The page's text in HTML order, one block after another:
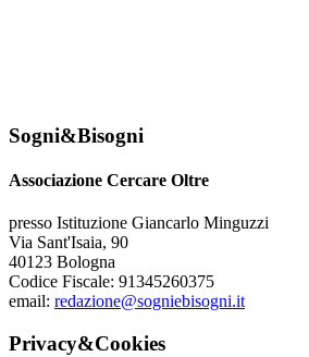
Sogni&Bisogni
Associazione Cercare Oltre
presso Istituzione Giancarlo Minguzzi
Via Sant'Isaia, 90
40123 Bologna
Codice Fiscale: 91345260375
email: redazione@sogniebisogni.it
Privacy&Cookies